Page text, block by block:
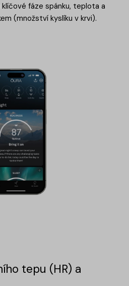
fáze spánku, teplota a
(množství kyslíku v krvi).
tepu (HR) a